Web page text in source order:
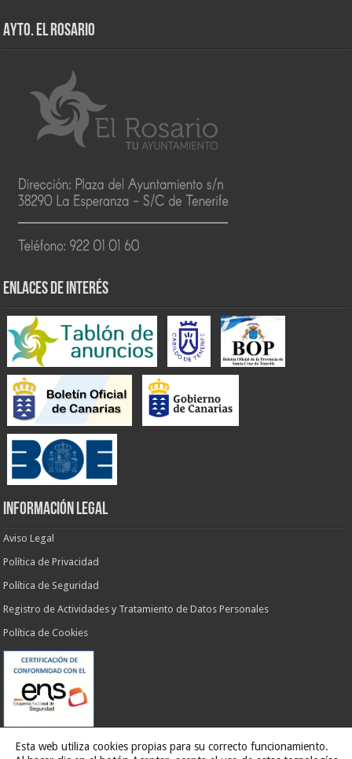
AYTO. EL ROSARIO
ENLACES DE INTERÉS
INFORMACIÓN LEGAL
Aviso Legal
Política de Privacidad
Política de Seguridad
Registro de Actividades y Tratamiento de Datos Personales
Política de Cookies
Esta web utiliza cookies propias para su correcto funcionamiento.